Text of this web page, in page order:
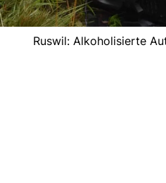
Ruswil: Alkoholisierte